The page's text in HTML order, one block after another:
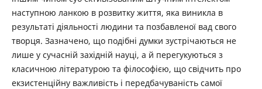
наступною ланкою в розвитку життя, яка виникла в
результаті діяльності людини та позбавленої вад свого
творця. Зазначено, що подібні думки зустрічаються не
лише у сучасній західній ­науці, а й перегукуються з
класичною літературою та філософією, що свідчить про
екзистенційну важливість і передбачуваність самої